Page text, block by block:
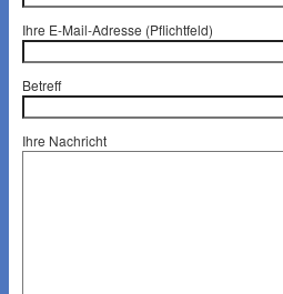
Ihre E-Mail-Adresse (Pflichtfeld)
Betreff
Ihre Nachricht